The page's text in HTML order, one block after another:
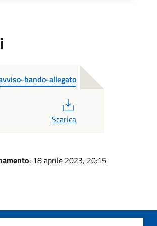
bando-allegato
Scarica
: 18 aprile 2023, 20:15